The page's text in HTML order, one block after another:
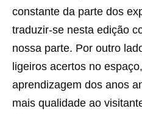
constante da parte dos
traduzir-se nesta edição
nossa parte. Por outro
ligeiros acertos no
aprendizagem dos anos
mais qualidade ao